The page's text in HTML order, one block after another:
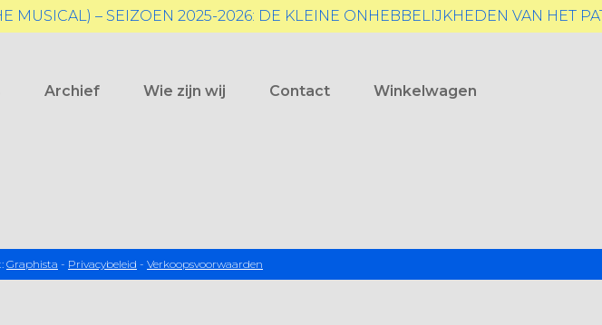
MUSICAL)– SEIZOEN 2025-2026: DE KLEINE ONHEBBELIJKHEDEN VAN HET
Archief Wie zijn wij Contact Winkelwagen
Graphista - Privacybeleid - Verkoopsvoorwaarden